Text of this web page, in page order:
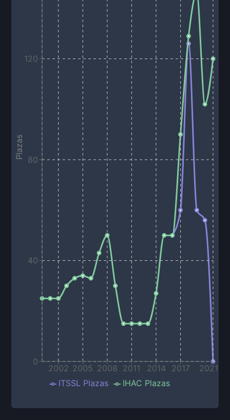
2002 2005 2008 2011 2014 2017 2021
0
40
80
120
Plazas
ITSSL Plazas IHAC Plazas